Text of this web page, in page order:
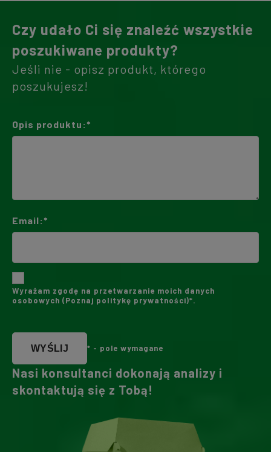
Czy udało Ci się znaleźć wszystkie
poszukiwane produkty?
Jeśli nie - opisz produkt, którego
poszukujesz!
Opis produktu:*
Email:*
Wyrażam zgodę na przetwarzanie moich danych
osobowych (Poznaj politykę prywatności)*.
WYŚLIJ * - pole wymagane
Nasi konsultanci dokonają analizy i
skontaktują się z Tobą!